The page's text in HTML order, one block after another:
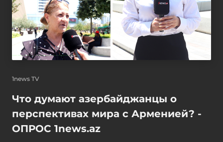
1news TV
Что думают азербайджанцы о
перспективах мира с Арменией? -
ОПРОС 1news.az